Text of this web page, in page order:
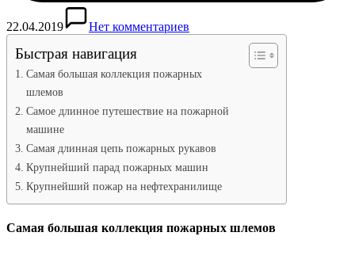
22.04.2019 Нет комментариев
Быстрая навигация
Самая большая коллекция пожарных
шлемов
Самое длинное путешествие на пожарной
машине
Самая длинная цепь пожарных рукавов
Крупнейший парад пожарных машин
Крупнейший пожар на нефтехранилище
Самая большая коллекция пожарных шлемов